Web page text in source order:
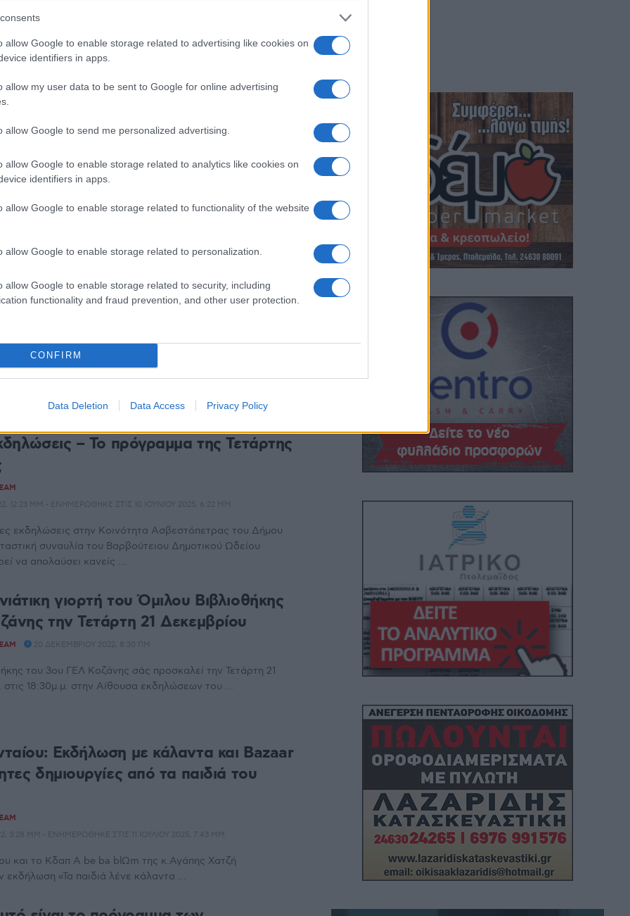
allow Google to enable storage related to advertising like cookies on
identifiers in apps.
allow my user data to be sent to Google for online advertising
allow Google to send me personalized advertising.
allow Google to enable storage related to analytics like cookies on
identifiers in apps.
allow Google to enable storage related to functionality of the website
allow Google to enable storage related to personalization.
allow Google to enable storage related to security, including
functionality and fraud prevention, and other user protection.
CONFIRM
Data Deletion Data Access Privacy Policy
λειτουργίας των καταστημάτων για την πόλη των
ακόλουθο: Κυριακή 17/12/23: 11:00-17:00 Δευτέρα 18/12/23:
Μαγεία στην Κοζάνη»: Αυτό
των εορταστικών εκδηλώσεων
1 ΔΕΚΕΜΒΡΊΟΥ 2023, 3:20 ΜΜ
κ. Ζήσης Μάρας στα τοπικά Μ.Μ.Ε, το πρόγραμμα ...
Αυτό είναι το εορταστικό
πρόγραμμα – Δείτε αναλυτικά
1:58 ΜΜ - ΕΝΗΜΕΡΏΘΗΚΕ ΣΤΙΣ 3 ΙΟΥΝΊΟΥ 2025, 5:29 ΜΜ
για μικρούς και μεγάλους, υπόσχεται το
– Το πρόγραμμα της Τετάρτης
12:23 ΜΜ - ΕΝΗΜΕΡΏΘΗΚΕ ΣΤΙΣ 10 ΙΟΥΝΊΟΥ 2025, 6:22 ΜΜ
εκδηλώσεις στην Κοινότητα Ασβεστόπετρας του Δήμου
συναυλία του Βαρβούτειου Δημοτικού Ωδείου
να απολαύσει κανείς ...
γιορτή του Όμιλου Βιβλιοθήκης
την Τετάρτη 21 Δεκεμβρίου
20 ΔΕΚΕΜΒΡΊΟΥ 2022, 8:30 ΠΜ
του 3ου ΓΕΛ Κοζάνης σάς προσκαλεί την Τετάρτη 21
στις 18:30μ.μ. στην Αίθουσα εκδηλώσεων του ...
Εκδήλωση με κάλαντα και Bazaar
δημιουργίες από τα παιδιά του
3:28 ΜΜ - ΕΝΗΜΕΡΏΘΗΚΕ ΣΤΙΣ 11 ΙΟΥΛΊΟΥ 2025, 7:43 ΜΜ
και το Κδαπ A be ba blΩm της κ.Αγάπης Χατζή
εκδήλωση «Τα παιδιά λένε κάλαντα ...